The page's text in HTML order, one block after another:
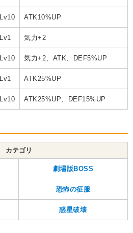
Lv10 ATK10%UP
Lv1 気力+2
Lv10 気力+2、ATK、DEF5%UP
Lv1 ATK25%UP
Lv10 ATK25%UP、DEF15%UP
カテゴリ
劇場版BOSS
恐怖の征服
惑星破壊